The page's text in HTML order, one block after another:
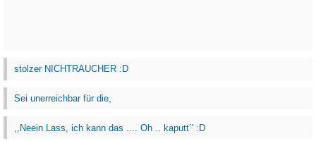
stolzer NICHTRAUCHER :D
Sei unerreichbar für die,
,,Neein Lass, ich kann das .... Oh .. kaputt´' :D